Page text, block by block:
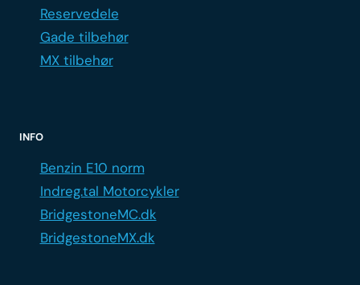
Reservedele
Gade tilbehør
MX tilbehør
INFO
Benzin E10 norm
Indreg.tal Motorcykler
BridgestoneMC.dk
BridgestoneMX.dk